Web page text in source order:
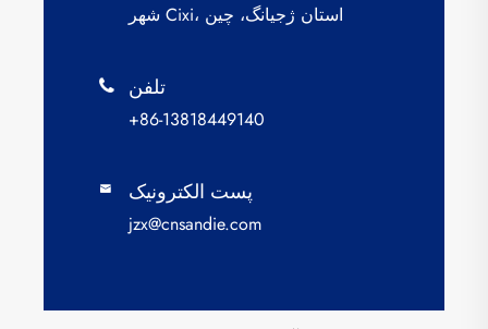
شهر Cixi، استان ژجیانگ، چین
 تلفن
+86-13818449140
 پست الکترونیک
jzx@cnsandie.com